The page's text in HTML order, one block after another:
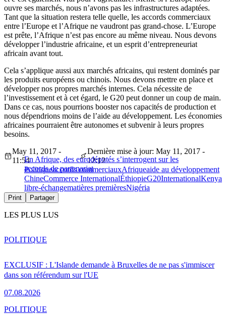
ouvre ses marchés, nous n’avons pas les infrastructures adaptées.
Tant que la situation restera telle quelle, les accords commerciaux
entre l’Europe et l’Afrique ne vaudront pas grand-chose. L’Europe
est prête, l’Afrique n’est pas encore au même niveau. Nous devons
développer l’industrie africaine, et un esprit d’entrepreneuriat
africain avant tout.
Cela s’applique aussi aux marchés africains, qui restent dominés par
les produits européens ou chinois. Nous devons mettre en place et
développer nos propres marchés internes. Cela nécessite de
l’investissement et à cet égard, le G20 peut donner un coup de main.
Dans ce cas, nous pourrions booster nos capacités de production et
nous dépendrions moins de l’aide au développement. Les économies
africaines pourraient être autonomes et subvenir à leurs propres
besoins.
En Afrique, des eurodéputés s’interrogent sur les
accords de partenariat
May 11, 2017 -
11:54
Dernière mise à jour: May 11, 2017 -
12:12
Politiqueaccords commerciauxAfriqueaide au développement
ChineCommerce InternationalÉthiopieG20InternationalKenya
libre-échangematières premièresNigéria
Print Partager
LES PLUS LUS
EXCLUSIF : L'Islande demande à Bruxelles de ne pas s'immiscer
dans son référendum sur l'UE
07.08.2026
POLITIQUE
POLITIQUE